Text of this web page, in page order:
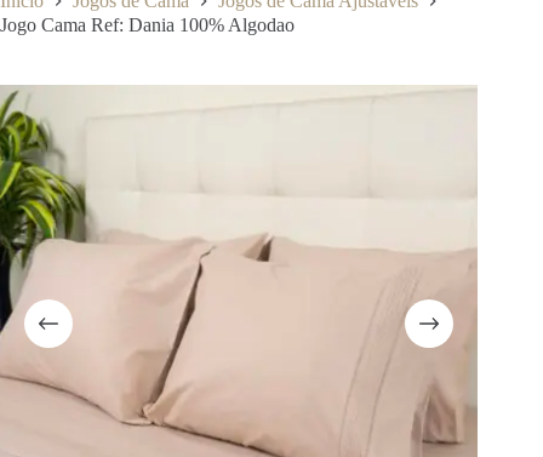
Jogo Cama Ref: Dania 100% Algodao